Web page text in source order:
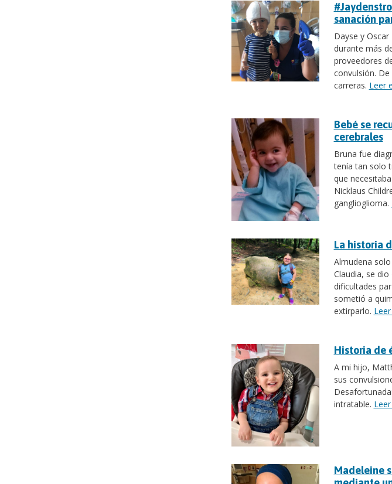
sanación
Dayse y
durante más
proveedores
convulsión.
carreras. Leer
Bebé se
cerebrales
Bruna fue
tenía tan solo
que
Nicklaus
ganglioglioma.
La historia
Almudena
Claudia, se
dificultades
sometió a
extirparlo.
Historia de
A mi hijo,
sus
intratable.
Madeleine